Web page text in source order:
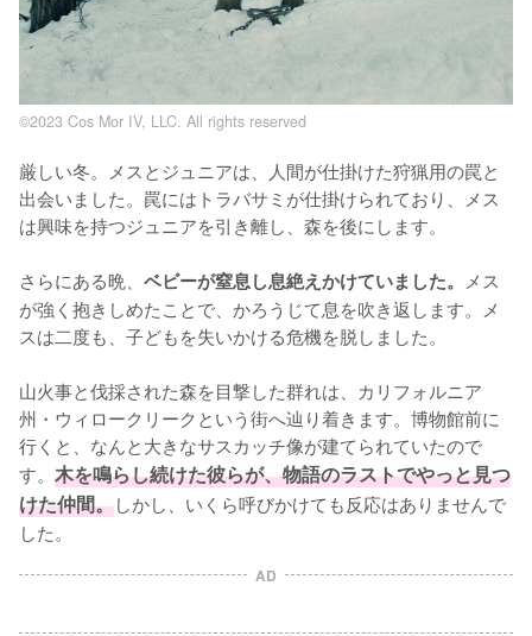
©2023 Cos Mor IV, LLC. All rights reserved
厳しい冬。メスとジュニアは、人間が仕掛けた狩猟用の罠と
出会いました。罠にはトラバサミが仕掛けられており、メス
は興味を持つジュニアを引き離し、森を後にします。
さらにある晩、 ベビーが窒息し息絶えかけていました。 メス
が強く抱きしめたことで、かろうじて息を吹き返します。メ
スは二度も、子どもを失いかける危機を脱しました。
山火事と伐採された森を目撃した群れは、カリフォルニア
州・ウィロークリークという街へ辿り着きます。博物館前に
行くと、なんと大きなサスカッチ像が建てられていたので
す。 木を鳴らし続けた彼らが、物語のラストでやっと見つ
けた仲間。しかし、いくら呼びかけても反応はありませんで
した。
AD